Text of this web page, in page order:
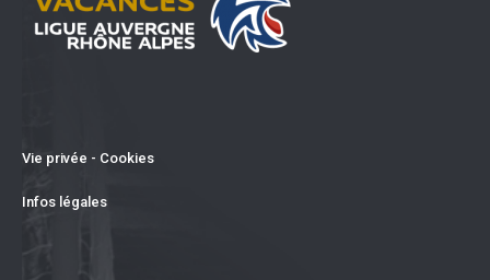
Vie privée - Cookies
Infos légales